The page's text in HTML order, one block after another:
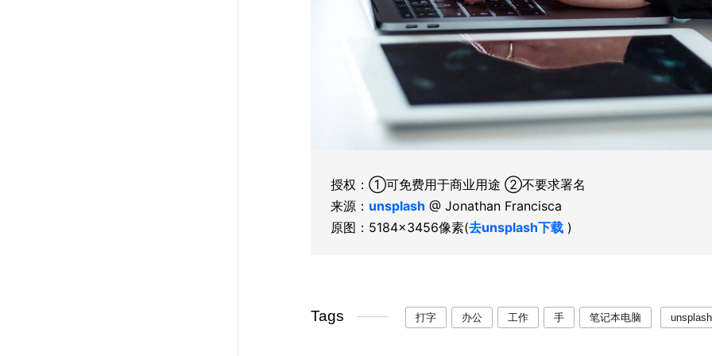
授权：①可免费用于商业用途 ②不要求署名
来源： unsplash @ Jonathan Francisca
原图：5184×3456像素(去unsplash下载)
Tags 打字 办公 工作 手 笔记本电脑 unsplash